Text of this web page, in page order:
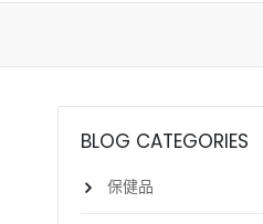
BLOG CATEGORIES
保健品